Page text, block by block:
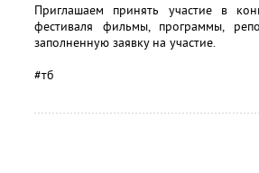
Приглашаем принять участие в
фестиваля фильмы, программы,
заполненную заявку на участие.
#тб